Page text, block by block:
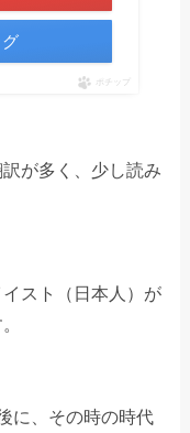
ポチップ
が多く、少し読み
スト（日本人）が
に、その時の時代